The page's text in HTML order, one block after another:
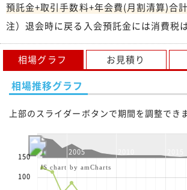
預託金+取引手数料+年会費(月割清算)合
注）退会時に戻る入会預託金には消費税
相場グラフ お見積り
相場推移グラフ
上部のスライダーボタンで期間を調整でき
2005
100
150
JS chart by amCharts